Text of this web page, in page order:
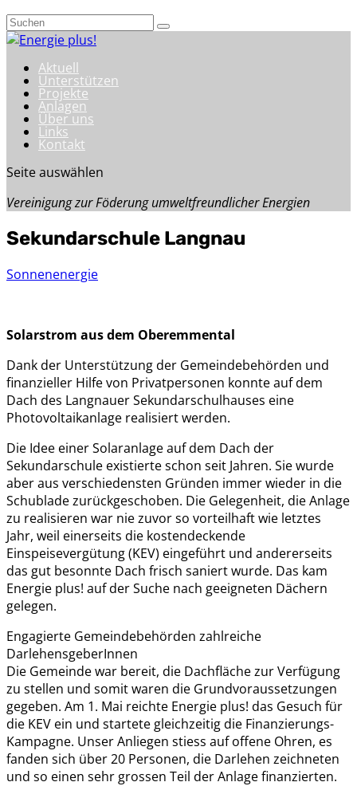
Aktuell
Unterstützen
Projekte
Anlagen
Über uns
Links
Kontakt
Seite auswählen
Vereinigung zur Föderung umweltfreundlicher Energien
Sekundarschule Langnau
Sonnenenergie
Solarstrom aus dem Oberemmental
Dank der Unterstützung der Gemeindebehörden und
finanzieller Hilfe von Privatpersonen konnte auf dem
Dach des Langnauer Sekundarschulhauses eine
Photovoltaikanlage realisiert werden.
Die Idee einer Solaranlage auf dem Dach der
Sekundarschule existierte schon seit Jahren. Sie wurde
aber aus verschiedensten Gründen immer wieder in die
Schublade zurückgeschoben. Die Gelegenheit, die Anlage
zu realisieren war nie zuvor so vorteilhaft wie letztes
Jahr, weil einerseits die kostendeckende
Einspeisevergütung (KEV) eingeführt und andererseits
das gut besonnte Dach frisch saniert wurde. Das kam
Energie plus! auf der Suche nach geeigneten Dächern
gelegen.
Engagierte Gemeindebehörden zahlreiche
DarlehensgeberInnen
Die Gemeinde war bereit, die Dachfläche zur Verfügung
zu stellen und somit waren die Grundvoraussetzungen
gegeben. Am 1. Mai reichte Energie plus! das Gesuch für
die KEV ein und startete gleichzeitig die Finanzierungs-
Kampagne. Unser Anliegen stiess auf offene Ohren, es
fanden sich über 20 Personen, die Darlehen zeichneten
und so einen sehr grossen Teil der Anlage finanzierten.